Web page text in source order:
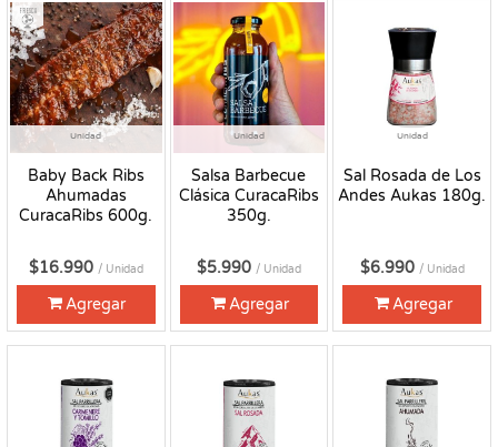
Unidad
Baby Back Ribs
Ahumadas
CuracaRibs 600g.
Fresco
$16.990 / Unidad
Agregar
Unidad
Salsa Barbecue
Clásica CuracaRibs
350g.
$5.990 / Unidad
Agregar
Unidad
Sal Rosada de Los
Andes Aukas 180g.
$6.990 / Unidad
Agregar